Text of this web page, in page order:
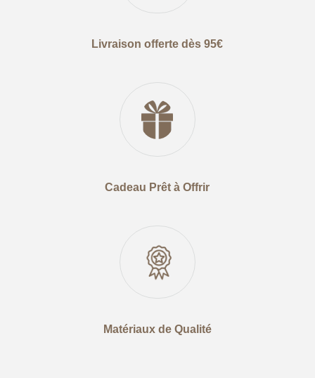
Livraison offerte dès 95€
Cadeau Prêt à Offrir
Matériaux de Qualité